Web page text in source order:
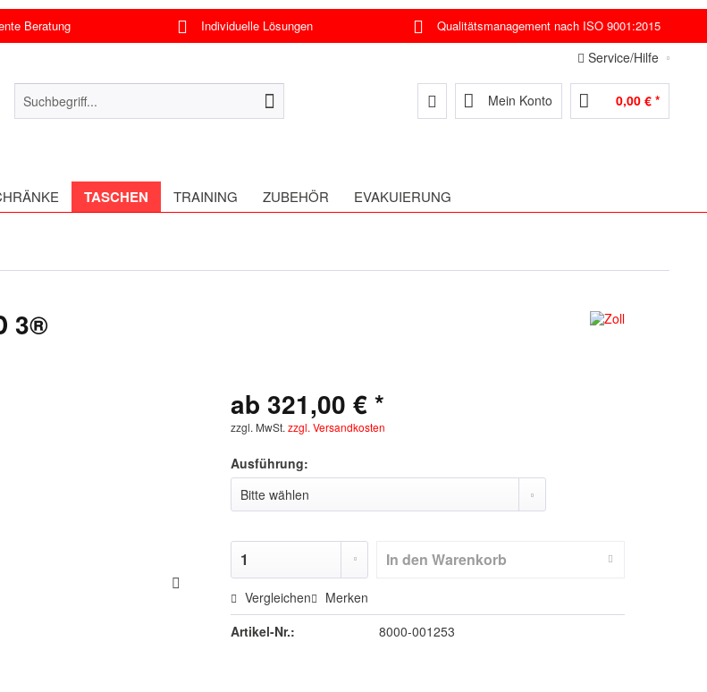
Beratung Individuelle Lösungen Qualitätsmanagement nach ISO 9001:2015
Service/Hilfe
Mein Konto 0,00 € *
TASCHEN TRAINING ZUBEHÖR EVAKUIERUNG
3®
ab 321,00 € *
zzgl. MwSt.zzgl. Versandkosten
Ausführung:
In den Warenkorb
Vergleichen
Merken
Artikel-Nr.:
8000-001253